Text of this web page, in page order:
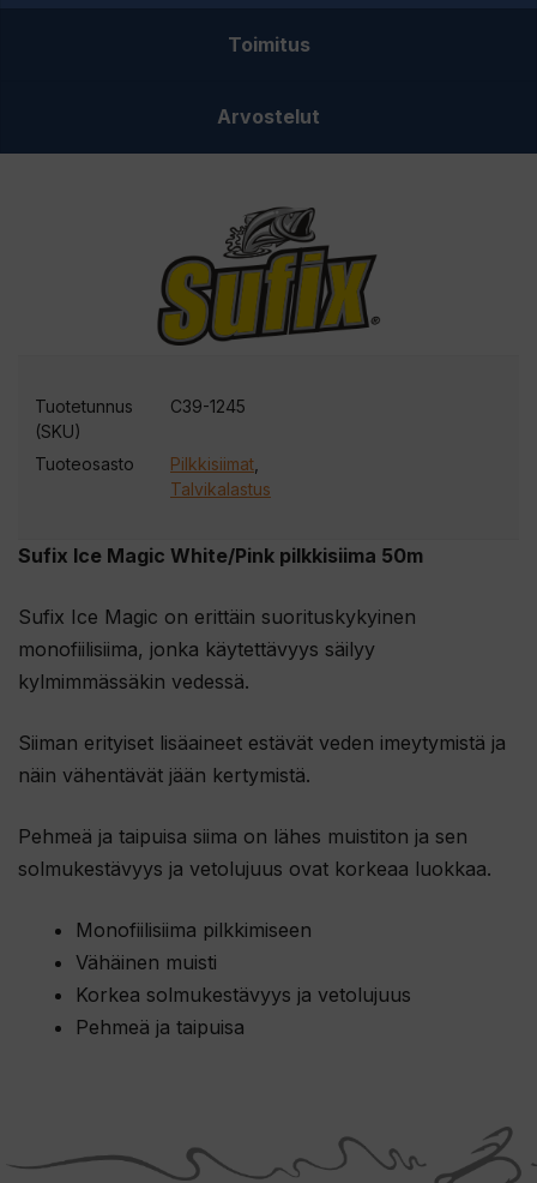
Toimitus
Arvostelut
Sufix Ice Magic White/Pink pilkkisiima 50m
Sufix Ice Magic on erittäin suorituskykyinen
monofiilisiima, jonka käytettävyys säilyy
kylmimmässäkin vedessä.
Siiman erityiset lisäaineet estävät veden imeytymistä ja
näin vähentävät jään kertymistä.
Pehmeä ja taipuisa siima on lähes muistiton ja sen
solmukestävyys ja vetolujuus ovat korkeaa luokkaa.
Monofiilisiima pilkkimiseen
Vähäinen muisti
Korkea solmukestävyys ja vetolujuus
Pehmeä ja taipuisa
Tuotetunnus
(SKU)
C39-1245
Tuoteosasto Pilkkisiimat,
Talvikalastus